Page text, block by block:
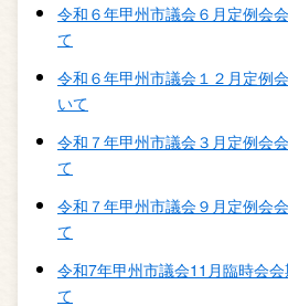
令和６年甲州市議会６月定例会
て
令和６年甲州市議会１２月定例
いて
令和７年甲州市議会３月定例会
て
令和７年甲州市議会９月定例会
て
令和7年甲州市議会11月臨時会
て